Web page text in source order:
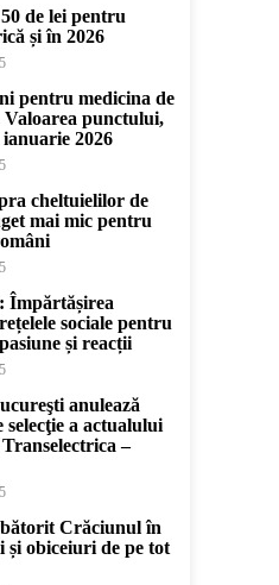
de lei pentru
și în 2026
pentru medicina de
punctului,
ianuarie 2026
cheltuielilor de
mai mic pentru
Împărtășirea
sociale pentru
și reacții
anulează
selecţie a actualului
–
Crăciunul în
și obiceiuri de pe tot